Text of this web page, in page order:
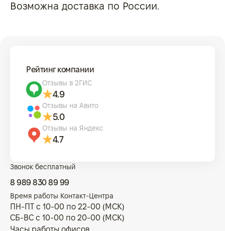
Возможна доставка по России.
Рейтинг компании
Отзывы в 2ГИС
4.9
Отзывы на Авито
5.0
Отзывы на Яндекс
4.7
Звонок бесплатный
8 989 830 89 99
Время работы Контакт-Центра
ПН-ПТ с 10-00 по 22-00 (МСК)
СБ-ВС с 10-00 по 20-00 (МСК)
Часы работы офисов